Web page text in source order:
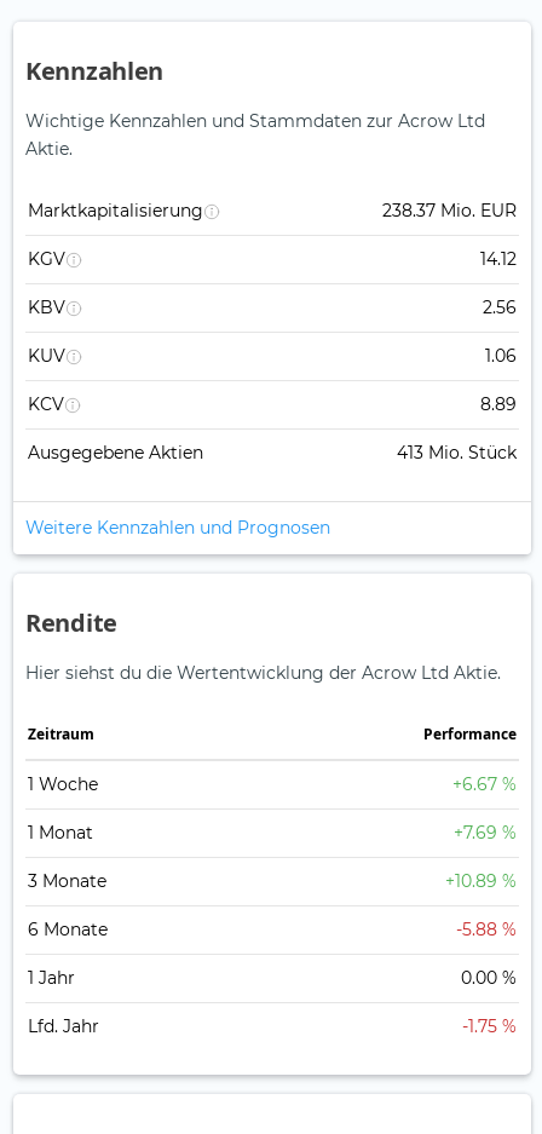
Kennzahlen
Wichtige Kennzahlen und Stammdaten zur Acrow Ltd
Aktie.
Marktkapitalisierung 238.37 Mio. EUR
KGV 14.12
KBV 2.56
KUV 1.06
KCV 8.89
Ausgegebene Aktien 413 Mio. Stück
Weitere Kennzahlen und Prognosen
Rendite
Hier siehst du die Wertentwicklung der Acrow Ltd Aktie.
Zeitraum Perfor­mance
1 Woche +6.67 %
1 Monat +7.69 %
3 Monate +10.89 %
6 Monate -5.88 %
1 Jahr 0.00 %
Lfd. Jahr -1.75 %